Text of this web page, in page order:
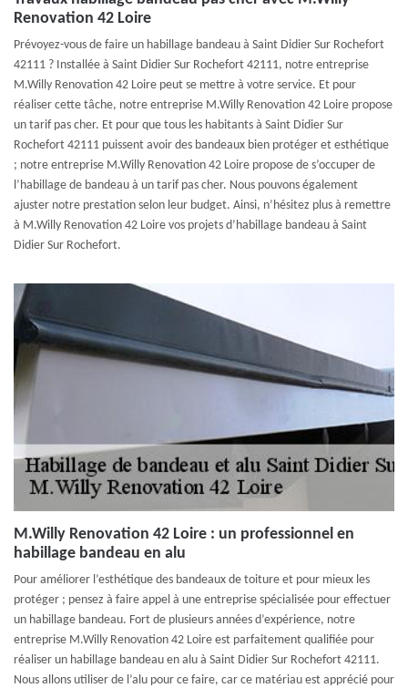
Renovation 42 Loire
Prévoyez-vous de faire un habillage bandeau à Saint Didier Sur Rochefort
42111 ? Installée à Saint Didier Sur Rochefort 42111, notre entreprise
M.Willy Renovation 42 Loire peut se mettre à votre service. Et pour
réaliser cette tâche, notre entreprise M.Willy Renovation 42 Loire propose
un tarif pas cher. Et pour que tous les habitants à Saint Didier Sur
Rochefort 42111 puissent avoir des bandeaux bien protéger et esthétique
; notre entreprise M.Willy Renovation 42 Loire propose de s’occuper de
l’habillage de bandeau à un tarif pas cher. Nous pouvons également
ajuster notre prestation selon leur budget. Ainsi, n’hésitez plus à remettre
à M.Willy Renovation 42 Loire vos projets d’habillage bandeau à Saint
Didier Sur Rochefort.
M.Willy Renovation 42 Loire : un professionnel en
habillage bandeau en alu
Pour améliorer l’esthétique des bandeaux de toiture et pour mieux les
protéger ; pensez à faire appel à une entreprise spécialisée pour effectuer
un habillage bandeau. Fort de plusieurs années d’expérience, notre
entreprise M.Willy Renovation 42 Loire est parfaitement qualifiée pour
réaliser un habillage bandeau en alu à Saint Didier Sur Rochefort 42111.
Nous allons utiliser de l’alu pour ce faire, car ce matériau est apprécié pour